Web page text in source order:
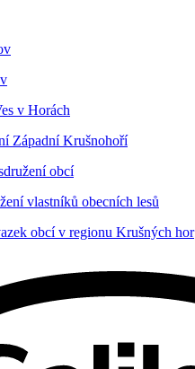
v Horách
Západní Krušnohoří
obcí
vlastníků obecních lesů
obcí v regionu Krušných hor